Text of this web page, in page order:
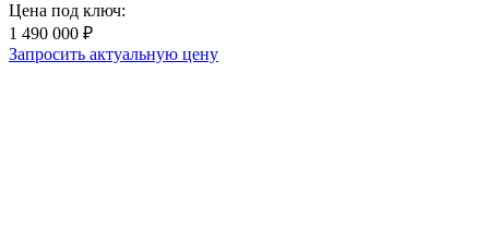
Цена под ключ:
1 490 000 ₽
Запросить актуальную цену